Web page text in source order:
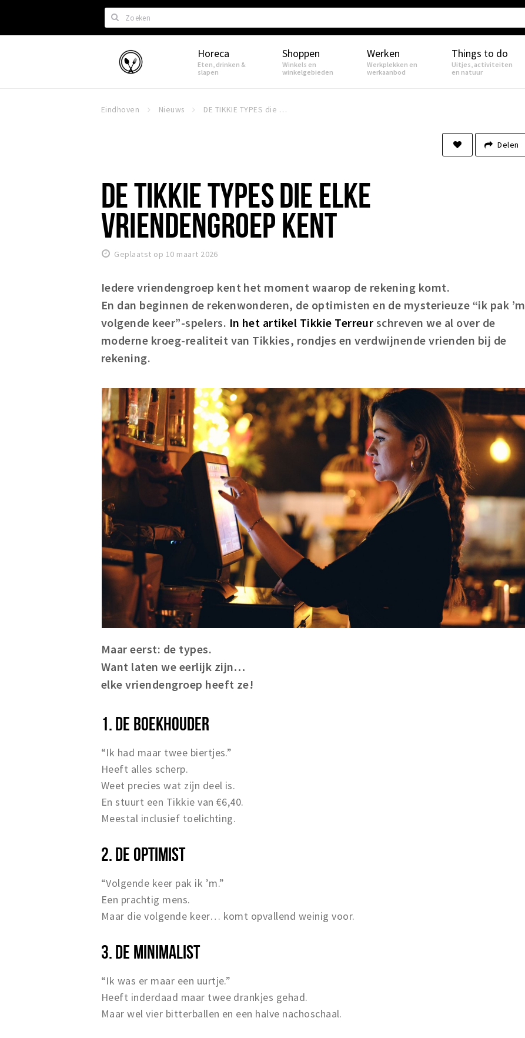
Zoeken
Eindhoven Horeca
Eten, drinken &
slapen
Shoppen
Winkels en
winkelgebieden
Werken
Werkplekken en
werkaanbod
Things to do
Uitjes, activiteiten
en natuur
Eindhoven Nieuws DE TIKKIE TYPES die elke vriendengroep kent
Delen
DE TIKKIE TYPES DIE ELKE
VRIENDENGROEP KENT
Geplaatst op 10 maart 2026
Iedere vriendengroep kent het moment waarop de rekening komt.
En dan beginnen de rekenwonderen, de optimisten en de mysterieuze “ik pak ’m
volgende keer”-spelers. In het artikel Tikkie Terreur schreven we al over de
moderne kroeg-realiteit van Tikkies, rondjes en verdwijnende vrienden bij de
rekening.
Maar eerst: de types.
Want laten we eerlijk zijn…
elke vriendengroep heeft ze!
1. DE BOEKHOUDER
“Ik had maar twee biertjes.”
Heeft alles scherp.
Weet precies wat zijn deel is.
En stuurt een Tikkie van €6,40.
Meestal inclusief toelichting.
2. DE OPTIMIST
“Volgende keer pak ik ’m.”
Een prachtig mens.
Maar die volgende keer… komt opvallend weinig voor.
3. DE MINIMALIST
“Ik was er maar een uurtje.”
Heeft inderdaad maar twee drankjes gehad.
Maar wel vier bitterballen en een halve nachoschaal.